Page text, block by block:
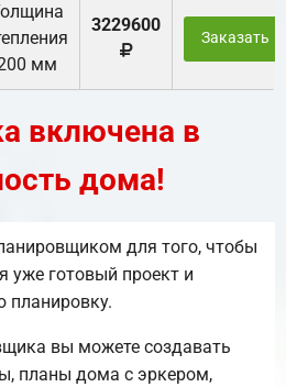
мм
3229600
Заказать
включена в
дома!
для того, чтобы
уже готовый проект и
планировку.
вы можете создавать
планы дома с эркером,